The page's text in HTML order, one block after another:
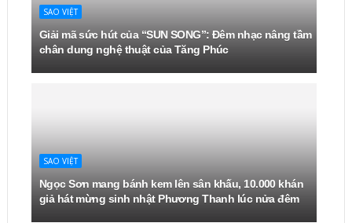
SAO VIỆT
Giải mã sức hút của “SUN SONG”: Đêm nhạc nâng tầm
chân dung nghệ thuật của Tăng Phúc
SAO VIỆT
Ngọc Sơn mang bánh kem lên sân khấu, 10.000 khán
giả hát mừng sinh nhật Phương Thanh lúc nửa đêm